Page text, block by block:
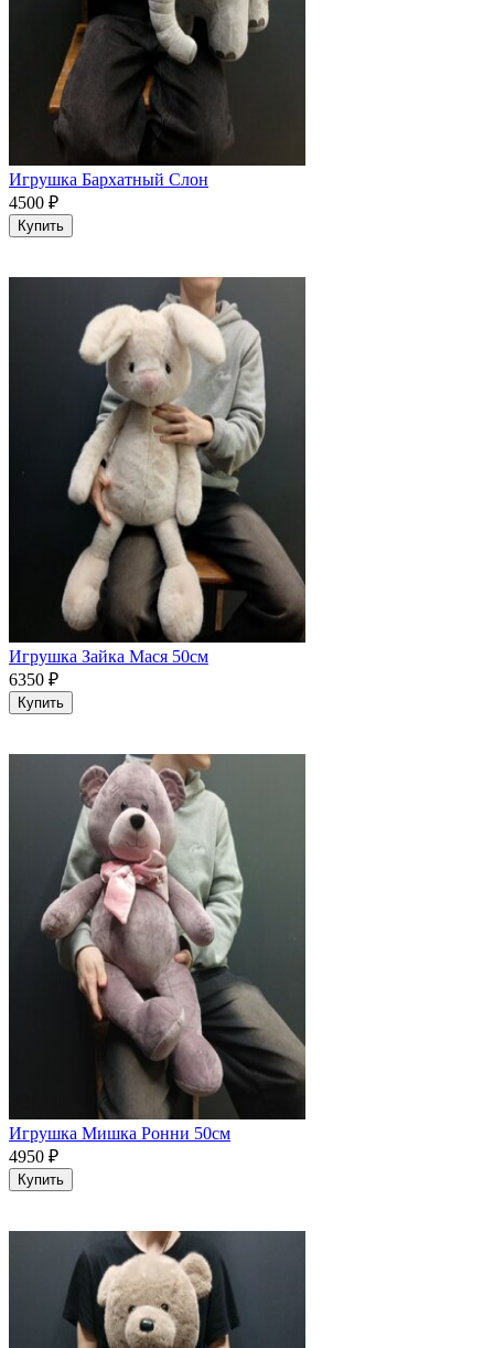
Игрушка Бархатный Слон
4500 ₽
Купить
Игрушка Зайка Мася 50см
6350 ₽
Купить
Игрушка Мишка Ронни 50см
4950 ₽
Купить